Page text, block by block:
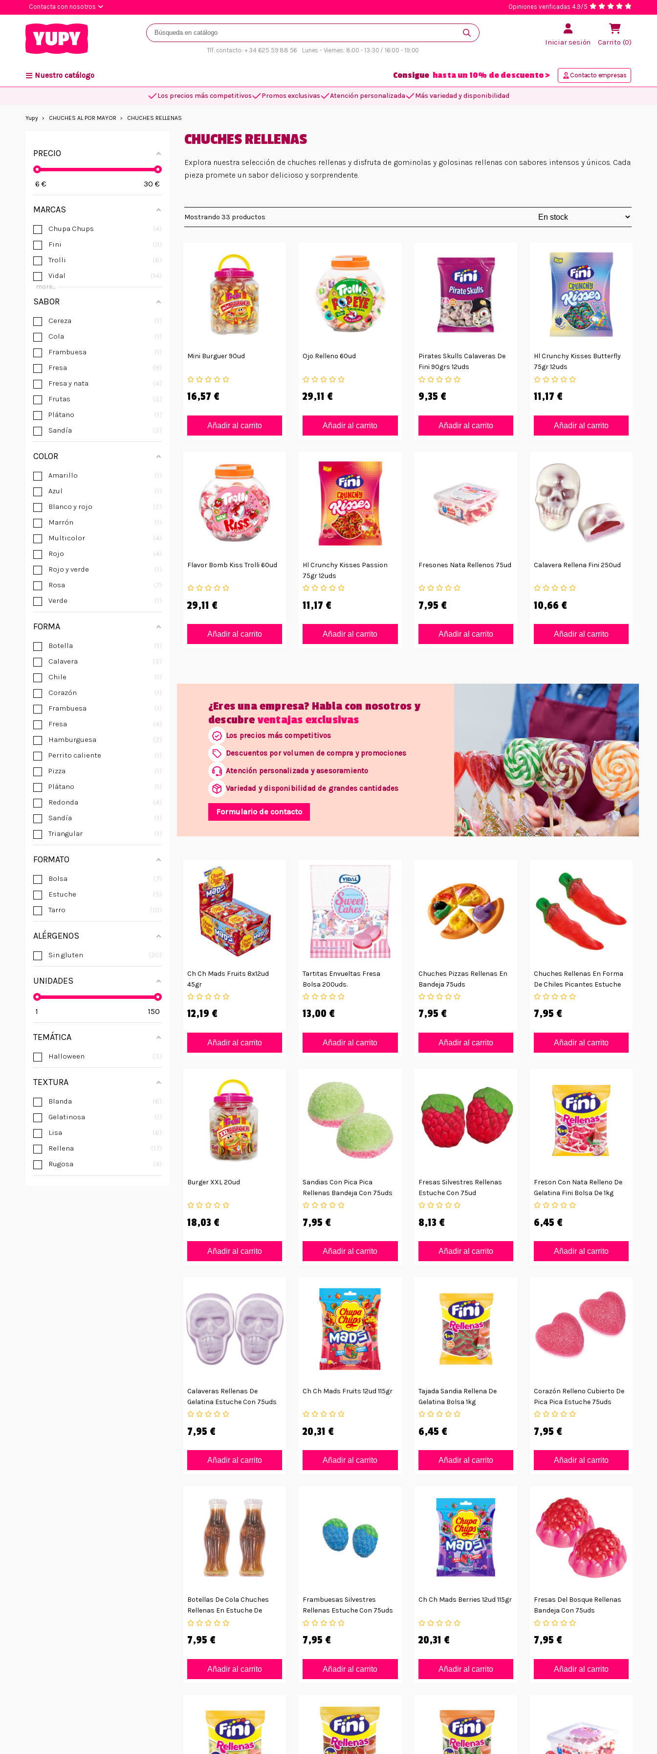
Contacta con nosotros Opiniones verificadas 4.9/5
Tlf. contacto: + 34 625 59 88 56 Lunes - Viernes: 8:00 - 13:30 / 16:00 - 19:00
Iniciar sesión Carrito (0)
Nuestro catálogo Consigue hasta un 10% de descuento > Contacto empresas
Los precios más competitivos Promos exclusivas Atención personalizada Más variedad y disponibilidad
Yupy CHUCHES AL POR MAYOR CHUCHES RELLENAS
PRECIO
6 € 30 €
MARCAS
Chupa Chups
4
Fini
9
Trolli
6
Vidal
14
more...
SABOR
Cereza
1
Cola
1
Frambuesa
1
Fresa
8
Fresa y nata
4
Frutas
3
Plátano
1
Sandía
3
COLOR
Amarillo
1
Azul
1
Blanco y rojo
2
Marrón
1
Multicolor
4
Rojo
4
Rojo y verde
1
Rosa
7
Verde
1
FORMA
Botella
1
Calavera
3
Chile
1
Corazón
1
Frambuesa
1
Fresa
4
Hamburguesa
2
Perrito caliente
1
Pizza
1
Plátano
1
Redonda
4
Sandía
1
Triangular
1
FORMATO
Bolsa
7
Estuche
5
Tarro
10
ALÉRGENOS
Sin gluten 20
UNIDADES
1 150
TEMÁTICA
Halloween 3
TEXTURA
Blanda
6
Gelatinosa
1
Lisa
6
Rellena
17
Rugosa
4
CHUCHES RELLENAS
Explora nuestra selección de chuches rellenas y disfruta de gominolas y golosinas rellenas con sabores intensos y únicos. Cada
pieza promete un sabor delicioso y sorprendente.
Mostrando 33 productos
Mini Burguer 90ud
16,57 €
Añadir al carrito
Ojo Relleno 60ud
29,11 €
Añadir al carrito
Pirates Skulls Calaveras De
Fini 90grs 12uds
9,35 €
Añadir al carrito
Hl Crunchy Kisses Butterfly
75gr 12uds
11,17 €
Añadir al carrito
Flavor Bomb Kiss Trolli 60ud
29,11 €
Añadir al carrito
Hl Crunchy Kisses Passion
75gr 12uds
11,17 €
Añadir al carrito
Fresones Nata Rellenos 75ud
7,95 €
Añadir al carrito
Calavera Rellena Fini 250ud
10,66 €
Añadir al carrito
¿Eres una empresa? Habla con nosotros y
descubreventajas exclusivas
Los precios más competitivos
Descuentos por volumen de compra y promociones
Atención personalizada y asesoramiento
Variedad y disponibilidad de grandes cantidades
Formulario de contacto
Ch Ch Mads Fruits 8x12ud
45gr
12,19 €
Añadir al carrito
Tartitas Envueltas Fresa
Bolsa 200uds.
13,00 €
Añadir al carrito
Chuches Pizzas Rellenas En
Bandeja 75uds
7,95 €
Añadir al carrito
Chuches Rellenas En Forma
De Chiles Picantes Estuche
75uds
7,95 €
Añadir al carrito
Burger XXL 20ud
18,03 €
Añadir al carrito
Sandias Con Pica Pica
Rellenas Bandeja Con 75uds
7,95 €
Añadir al carrito
Fresas Silvestres Rellenas
Estuche Con 75ud
8,13 €
Añadir al carrito
Freson Con Nata Relleno De
Gelatina Fini Bolsa De 1kg
6,45 €
Añadir al carrito
Calaveras Rellenas De
Gelatina Estuche Con 75uds
7,95 €
Añadir al carrito
Ch Ch Mads Fruits 12ud 115gr
20,31 €
Añadir al carrito
Tajada Sandia Rellena De
Gelatina Bolsa 1kg
6,45 €
Añadir al carrito
Corazón Relleno Cubierto De
Pica Pica Estuche 75uds
7,95 €
Añadir al carrito
Botellas De Cola Chuches
Rellenas En Estuche De
75uds
7,95 €
Añadir al carrito
Frambuesas Silvestres
Rellenas Estuche Con 75uds
7,95 €
Añadir al carrito
Ch Ch Mads Berries 12ud 115gr
20,31 €
Añadir al carrito
Fresas Del Bosque Rellenas
Bandeja Con 75uds
7,95 €
Añadir al carrito